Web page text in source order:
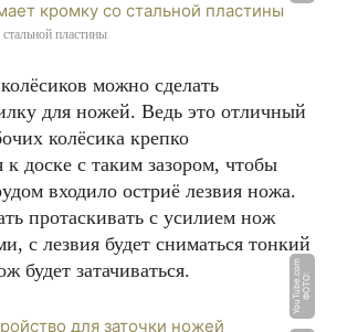
пластины
можно сделать
для ножей. Ведь это отличный
колёсика крепко
доске с таким зазором, чтобы
входило остриё лезвия ножа.
протаскивать с усилием нож
с лезвия будет сниматься тонкий
будет затачиваться.
Ф
О
Т
О:
Y
o
u
T
u
b
e.
c
o
m